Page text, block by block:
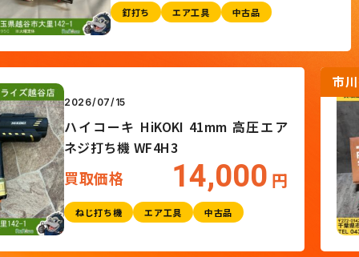
釘打ち エア工具 中古品
2026/07/15
ハイコーキ HiKOKI 41mm 高圧エア
ネジ打ち機 WF4H3
買取価格 14,000 円
ねじ打ち機 エア工具